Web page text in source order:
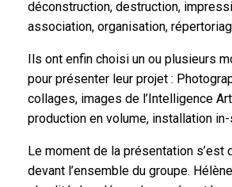
déconstruction, destruction,
association, organisation,
Ils ont enfin choisi un ou plusieurs
pour présenter leur projet :
collages, images de l’Intelligence
production en volume, installation
Le moment de la présentation s’est
devant l’ensemble du groupe.